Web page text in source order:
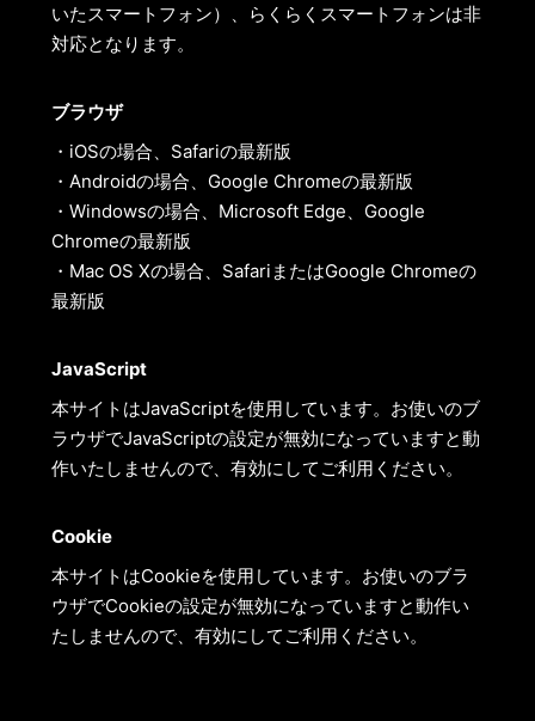
いたスマートフォン）、らくらくスマートフォンは非
対応となります。
ブラウザ
・iOSの場合、Safariの最新版
・Androidの場合、Google Chromeの最新版
・Windowsの場合、Microsoft Edge、Google
Chromeの最新版
・Mac OS Xの場合、SafariまたはGoogle Chromeの
最新版
JavaScript
本サイトはJavaScriptを使用しています。お使いのブ
ラウザでJavaScriptの設定が無効になっていますと動
作いたしませんので、有効にしてご利用ください。
Cookie
本サイトはCookieを使用しています。お使いのブラ
ウザでCookieの設定が無効になっていますと動作い
たしませんので、有効にしてご利用ください。